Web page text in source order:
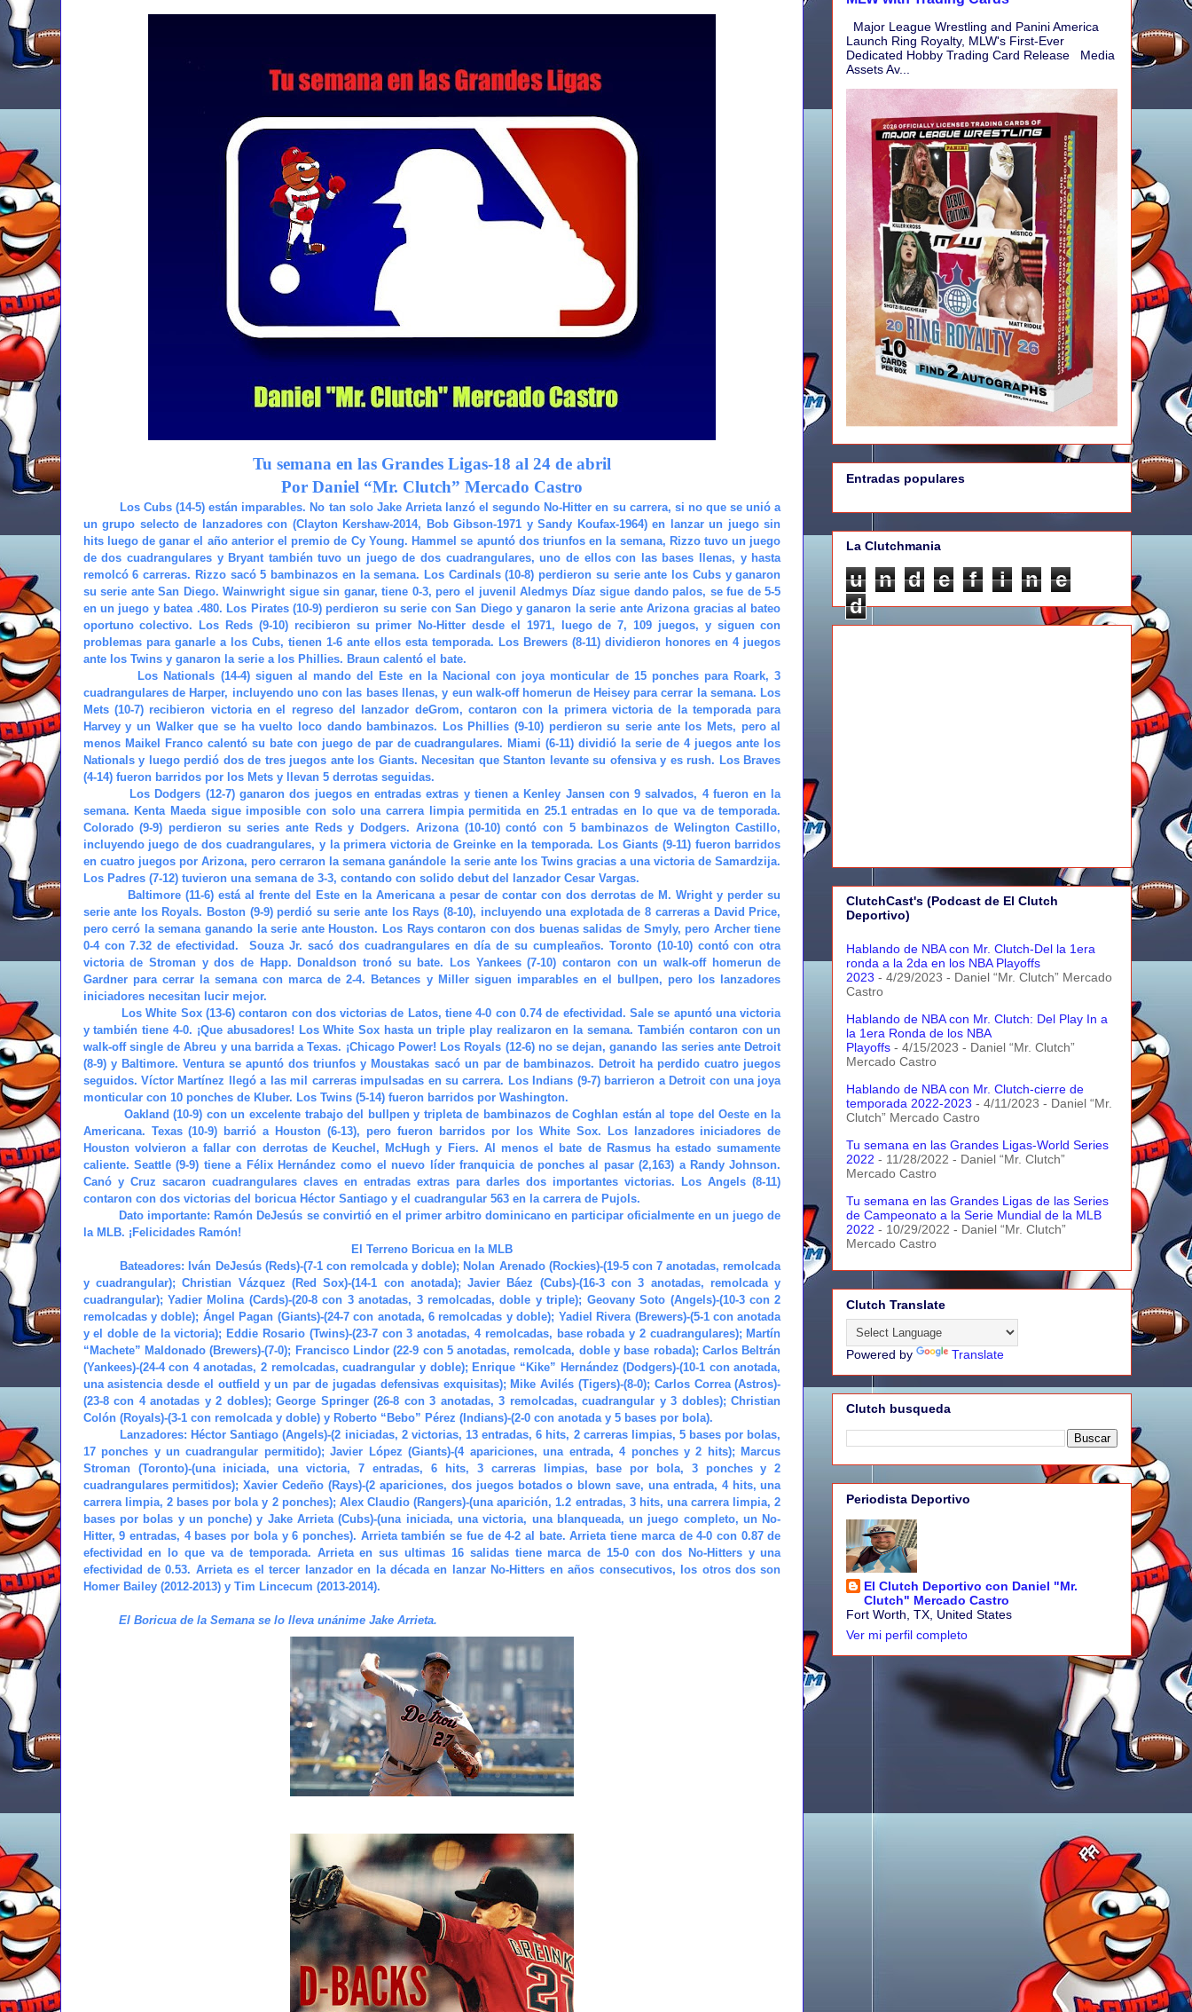
Tu semana en las Grandes Ligas-18 al 24 de abril
Por Daniel “Mr. Clutch” Mercado Castro
Los Cubs (14-5) están imparables. No tan solo Jake Arrieta lanzó el segundo No-Hitter en su carrera, si no que se unió a
un grupo selecto de lanzadores con (Clayton Kershaw-2014, Bob Gibson-1971 y Sandy Koufax-1964) en lanzar un juego sin
hits luego de ganar el año anterior el premio de Cy Young. Hammel se apuntó dos triunfos en la semana, Rizzo tuvo un juego
de dos cuadrangulares y Bryant también tuvo un juego de dos cuadrangulares, uno de ellos con las bases llenas, y hasta
remolcó 6 carreras. Rizzo sacó 5 bambinazos en la semana. Los Cardinals (10-8) perdieron su serie ante los Cubs y ganaron
su serie ante San Diego. Wainwright sigue sin ganar, tiene 0-3, pero el juvenil Aledmys Díaz sigue dando palos, se fue de 5-5
en un juego y batea .480. Los Pirates (10-9) perdieron su serie con San Diego y ganaron la serie ante Arizona gracias al bateo
oportuno colectivo. Los Reds (9-10) recibieron su primer No-Hitter desde el 1971, luego de 7, 109 juegos, y siguen con
problemas para ganarle a los Cubs, tienen 1-6 ante ellos esta temporada. Los Brewers (8-11) dividieron honores en 4 juegos
ante los Twins y ganaron la serie a los Phillies. Braun calentó el bate.
Los Nationals (14-4) siguen al mando del Este en la Nacional con joya monticular de 15 ponches para Roark, 3
cuadrangulares de Harper, incluyendo uno con las bases llenas, y eun walk-off homerun de Heisey para cerrar la semana. Los
Mets (10-7) recibieron victoria en el regreso del lanzador deGrom, contaron con la primera victoria de la temporada para
Harvey y un Walker que se ha vuelto loco dando bambinazos. Los Phillies (9-10) perdieron su serie ante los Mets, pero al
menos Maikel Franco calentó su bate con juego de par de cuadrangulares. Miami (6-11) dividió la serie de 4 juegos ante los
Nationals y luego perdió dos de tres juegos ante los Giants. Necesitan que Stanton levante su ofensiva y es rush. Los Braves
(4-14) fueron barridos por los Mets y llevan 5 derrotas seguidas.
Los Dodgers (12-7) ganaron dos juegos en entradas extras y tienen a Kenley Jansen con 9 salvados, 4 fueron en la
semana. Kenta Maeda sigue imposible con solo una carrera limpia permitida en 25.1 entradas en lo que va de temporada.
Colorado (9-9) perdieron su series ante Reds y Dodgers. Arizona (10-10) contó con 5 bambinazos de Welington Castillo,
incluyendo juego de dos cuadrangulares, y la primera victoria de Greinke en la temporada. Los Giants (9-11) fueron barridos
en cuatro juegos por Arizona, pero cerraron la semana ganándole la serie ante los Twins gracias a una victoria de Samardzija.
Los Padres (7-12) tuvieron una semana de 3-3, contando con solido debut del lanzador Cesar Vargas.
Baltimore (11-6) está al frente del Este en la Americana a pesar de contar con dos derrotas de M. Wright y perder su
serie ante los Royals. Boston (9-9) perdió su serie ante los Rays (8-10), incluyendo una explotada de 8 carreras a David Price,
pero cerró la semana ganando la serie ante Houston. Los Rays contaron con dos buenas salidas de Smyly, pero Archer tiene
0-4 con 7.32 de efectividad.
Souza Jr. sacó dos cuadrangulares en día de su cumpleaños. Toronto (10-10) contó con otra
victoria de Stroman y dos de Happ. Donaldson tronó su bate. Los Yankees (7-10) contaron con un walk-off homerun de
Gardner para cerrar la semana con marca de 2-4. Betances y Miller siguen imparables en el bullpen, pero los lanzadores
iniciadores necesitan lucir mejor.
Los White Sox (13-6) contaron con dos victorias de Latos, tiene 4-0 con 0.74 de efectividad. Sale se apuntó una victoria
y también tiene 4-0. ¡Que abusadores! Los White Sox hasta un triple play realizaron en la semana. También contaron con un
walk-off single de Abreu y una barrida a Texas. ¡Chicago Power! Los Royals (12-6) no se dejan, ganando las series ante Detroit
(8-9) y Baltimore. Ventura se apuntó dos triunfos y Moustakas sacó un par de bambinazos. Detroit ha perdido cuatro juegos
seguidos. Víctor Martínez llegó a las mil carreras impulsadas en su carrera. Los Indians (9-7) barrieron a Detroit con una joya
monticular con 10 ponches de Kluber. Los Twins (5-14) fueron barridos por Washington.
Oakland (10-9) con un excelente trabajo del bullpen y tripleta de bambinazos de Coghlan están al tope del Oeste en la
Americana. Texas (10-9) barrió a Houston (6-13), pero fueron barridos por los White Sox. Los lanzadores iniciadores de
Houston volvieron a fallar con derrotas de Keuchel, McHugh y Fiers. Al menos el bate de Rasmus ha estado sumamente
caliente. Seattle (9-9) tiene a Félix Hernández como el nuevo líder franquicia de ponches al pasar (2,163) a Randy Johnson.
Canó y Cruz sacaron cuadrangulares claves en entradas extras para darles dos importantes victorias. Los Angels (8-11)
contaron con dos victorias del boricua Héctor Santiago y el cuadrangular 563 en la carrera de Pujols.
Dato importante: Ramón DeJesús se convirtió en el primer arbitro dominicano en participar oficialmente en un juego de
la MLB. ¡Felicidades Ramón!
El Terreno Boricua en la MLB
Bateadores: Iván DeJesús (Reds)-(7-1 con remolcada y doble); Nolan Arenado (Rockies)-(19-5 con 7 anotadas, remolcada
y cuadrangular); Christian Vázquez (Red Sox)-(14-1 con anotada); Javier Báez (Cubs)-(16-3 con 3 anotadas, remolcada y
cuadrangular); Yadier Molina (Cards)-(20-8 con 3 anotadas, 3 remolcadas, doble y triple); Geovany Soto (Angels)-(10-3 con 2
remolcadas y doble); Ángel Pagan (Giants)-(24-7 con anotada, 6 remolcadas y doble); Yadiel Rivera (Brewers)-(5-1 con anotada
y el doble de la victoria); Eddie Rosario (Twins)-(23-7 con 3 anotadas, 4 remolcadas, base robada y 2 cuadrangulares); Martín
“Machete” Maldonado (Brewers)-(7-0); Francisco Lindor (22-9 con 5 anotadas, remolcada, doble y base robada); Carlos Beltrán
(Yankees)-(24-4 con 4 anotadas, 2 remolcadas, cuadrangular y doble); Enrique “Kike” Hernández (Dodgers)-(10-1 con anotada,
una asistencia desde el outfield y un par de jugadas defensivas exquisitas); Mike Avilés (Tigers)-(8-0); Carlos Correa (Astros)-
(23-8 con 4 anotadas y 2 dobles); George Springer (26-8 con 3 anotadas, 3 remolcadas, cuadrangular y 3 dobles); Christian
Colón (Royals)-(3-1 con remolcada y doble) y Roberto “Bebo” Pérez (Indians)-(2-0 con anotada y 5 bases por bola).
Lanzadores: Héctor Santiago (Angels)-(2 iniciadas, 2 victorias, 13 entradas, 6 hits, 2 carreras limpias, 5 bases por bolas,
17 ponches y un cuadrangular permitido); Javier López (Giants)-(4 apariciones, una entrada, 4 ponches y 2 hits); Marcus
Stroman (Toronto)-(una iniciada, una victoria, 7 entradas, 6 hits, 3 carreras limpias, base por bola, 3 ponches y 2
cuadrangulares permitidos); Xavier Cedeño (Rays)-(2 apariciones, dos juegos botados o blown save, una entrada, 4 hits, una
carrera limpia, 2 bases por bola y 2 ponches); Alex Claudio (Rangers)-(una aparición, 1.2 entradas, 3 hits, una carrera limpia, 2
bases por bolas y un ponche) y Jake Arrieta (Cubs)-(una iniciada, una victoria, una blanqueada, un juego completo, un No-
Hitter, 9 entradas, 4 bases por bola y 6 ponches). Arrieta también se fue de 4-2 al bate. Arrieta tiene marca de 4-0 con 0.87 de
efectividad en lo que va de temporada. Arrieta en sus ultimas 16 salidas tiene marca de 15-0 con dos No-Hitters y una
efectividad de 0.53. Arrieta es el tercer lanzador en la década en lanzar No-Hitters en años consecutivos, los otros dos son
Homer Bailey (2012-2013) y Tim Lincecum (2013-2014).
El Boricua de la Semana se lo lleva unánime Jake Arrieta.
Major League Wrestling and Panini America
Launch Ring Royalty, MLW's First-Ever
Dedicated Hobby Trading Card Release Media
Assets Av...
Entradas populares
La Clutchmania
u n d e f i n
e
d
ClutchCast's (Podcast de El Clutch
Deportivo)
Hablando de NBA con Mr. Clutch-Del la 1era
ronda a la 2da en los NBA Playoffs
2023 - 4/29/2023 - Daniel “Mr. Clutch” Mercado
Castro
Hablando de NBA con Mr. Clutch: Del Play In a
la 1era Ronda de los NBA
Playoffs - 4/15/2023 - Daniel “Mr. Clutch”
Mercado Castro
Hablando de NBA con Mr. Clutch-cierre de
temporada 2022-2023 - 4/11/2023 - Daniel “Mr.
Clutch” Mercado Castro
Tu semana en las Grandes Ligas-World Series
2022 - 11/28/2022 - Daniel “Mr. Clutch”
Mercado Castro
Tu semana en las Grandes Ligas de las Series
de Campeonato a la Serie Mundial de la MLB
2022 - 10/29/2022 - Daniel “Mr. Clutch”
Mercado Castro
Clutch Translate
Powered by Translate
Clutch busqueda
Periodista Deportivo
El Clutch Deportivo con Daniel "Mr.
Clutch" Mercado Castro
Fort Worth, TX, United States
Ver mi perfil completo